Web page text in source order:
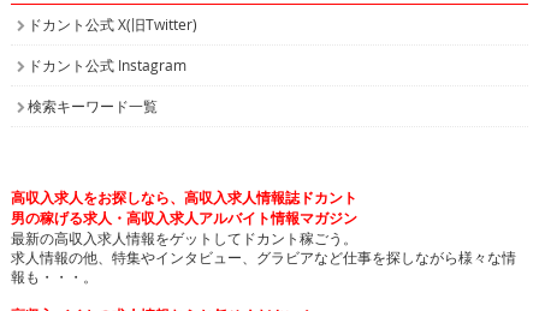
ドカント公式 X(旧Twitter)
ドカント公式 Instagram
検索キーワード一覧
高収入求人をお探しなら、高収入求人情報誌ドカント
男の稼げる求人・高収入求人アルバイト情報マガジン
最新の高収入求人情報をゲットしてドカント稼ごう。
求人情報の他、特集やインタビュー、グラビアなど仕事を探しながら様々な情
報も・・・。